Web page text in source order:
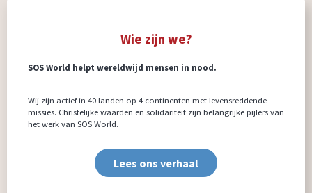
Wie zijn we?
SOS World helpt wereldwijd mensen in nood.
Wij zijn actief in 40 landen op 4 continenten met levensreddende
missies. Christelijke waarden en solidariteit zijn belangrijke pijlers van
het werk van SOS World.
Lees ons verhaal